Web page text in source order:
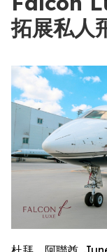
拓展私人